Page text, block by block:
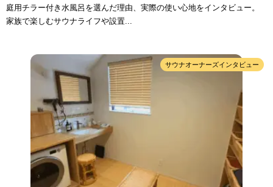
庭用チラー付き水風呂を選んだ理由、実際の使い心地をインタビュー。
家族で楽しむサウナライフや設置...
サウナオーナーズインタビュー